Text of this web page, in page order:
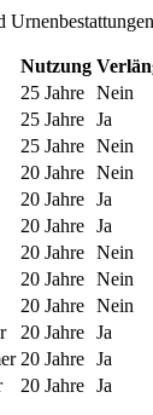
Nutzung
25 Jahre Nein
25 Jahre Ja
25 Jahre Nein
20 Jahre Nein
20 Jahre Ja
20 Jahre Ja
20 Jahre Nein
20 Jahre Nein
20 Jahre Nein
20 Jahre Ja
20 Jahre Ja
20 Jahre Ja